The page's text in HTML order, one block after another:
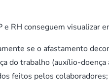
e RH conseguem visualizar
se o afastamento
do trabalho (auxílio-doença
feitos pelos colaboradores;